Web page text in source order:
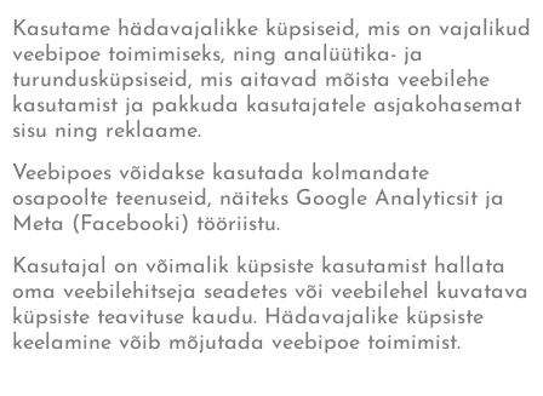
Kasutame hädavajalikke küpsiseid, mis on vajalikud
veebipoe toimimiseks, ning analüütika- ja
turundusküpsiseid, mis aitavad mõista veebilehe
kasutamist ja pakkuda kasutajatele asjakohasemat
sisu ning reklaame.
Veebipoes võidakse kasutada kolmandate
osapoolte teenuseid, näiteks Google Analyticsit ja
Meta (Facebooki) tööriistu.
Kasutajal on võimalik küpsiste kasutamist hallata
oma veebilehitseja seadetes või veebilehel kuvatava
küpsiste teavituse kaudu. Hädavajalike küpsiste
keelamine võib mõjutada veebipoe toimimist.